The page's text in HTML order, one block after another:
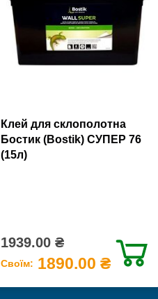
Клей для склополотна
Бостик (Bostik) СУПЕР 76
(15л)
1939.00 ₴
Своїм: 1890.00 ₴